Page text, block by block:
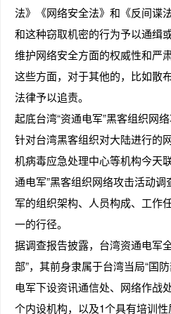
法》《网络安全法》和《反间谍
和这种窃取机密的行为予以通缉
维护网络安全方面的权威性和严
这些方面，对于其他的，比如散
法律予以追责。
起底台湾“资通电军”黑客组织网
针对台湾黑客组织对大陆进行的
机病毒应急处理中心等机构今天
通电军”黑客组织网络攻击活动
军的组织架构、人员构成、工作
一的行径。
据调查报告披露，台湾资通电军
部”，其前身隶属于台湾当局“国
电军下设资讯通信处、网络作战
个内设机构，以及1个具有培训性